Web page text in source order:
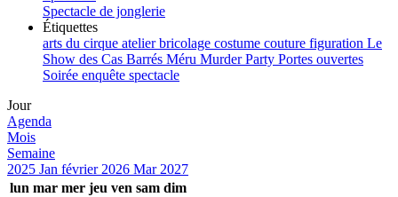
Spectacle de jonglerie
Étiquettes
arts du cirque atelierbricolage costume couture figuration Le
Show des Cas Barrés Méru Murder Party Portes ouvertes
Soirée enquête spectacle
Jour
Agenda
Mois
Semaine
2025 Jan février 2026 Mar 2027
lun mar mer jeu ven sam dim